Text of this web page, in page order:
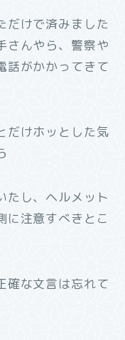
だけで済みました
さんやら、警察や
話がかかってきて
だけホッとした気
たし、ヘルメット
に注意すべきとこ
確な文言は忘れて